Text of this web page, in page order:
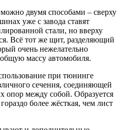
двумя способами – сверху
уже с завода ставят
стали, но вверху
Всё тот же щит, разделяющий
очень нежелательно
массу автомобиля.
при тюнинге
сечения, соединяющей
опор между собой. Образуется
более жёсткая, чем лист